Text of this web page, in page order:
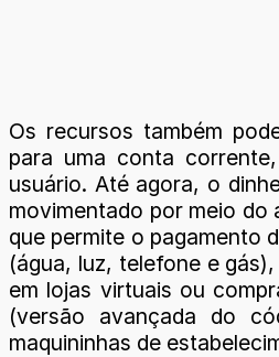
Os recursos também
para uma conta
usuário. Até agora, o
movimentado por meio do
que permite o pagamento
(água, luz, telefone e
em lojas virtuais ou
(versão avançada do
maquininhas de